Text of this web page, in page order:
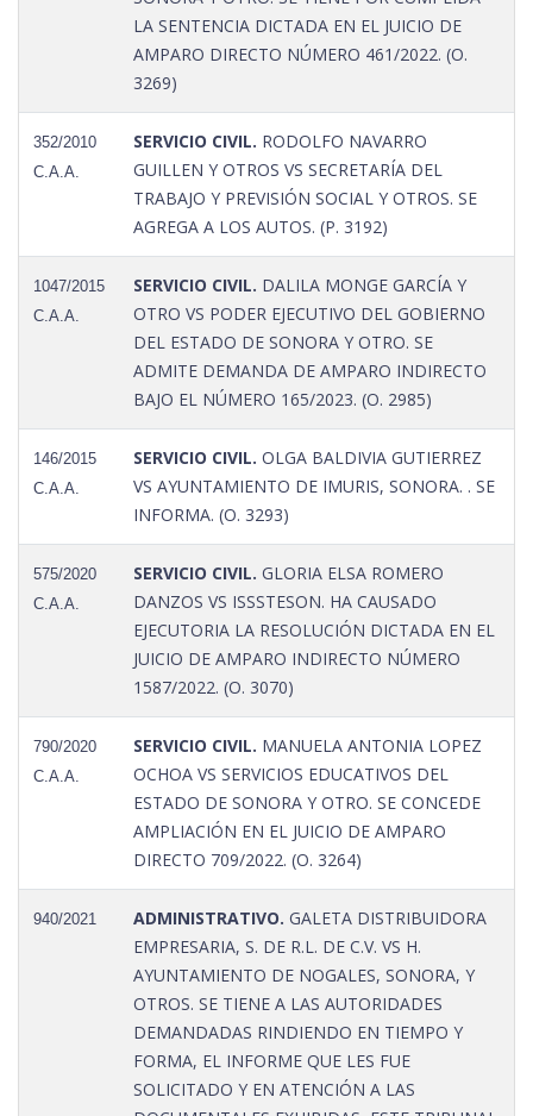
LA SENTENCIA DICTADA EN EL JUICIO DE
AMPARO DIRECTO NÚMERO 461/2022. (O.
3269)
352/2010
C.A.A.
SERVICIO CIVIL. RODOLFO NAVARRO
GUILLEN Y OTROS VS SECRETARÍA DEL
TRABAJO Y PREVISIÓN SOCIAL Y OTROS. SE
AGREGA A LOS AUTOS. (P. 3192)
1047/2015
C.A.A.
SERVICIO CIVIL. DALILA MONGE GARCÍA Y
OTRO VS PODER EJECUTIVO DEL GOBIERNO
DEL ESTADO DE SONORA Y OTRO. SE
ADMITE DEMANDA DE AMPARO INDIRECTO
BAJO EL NÚMERO 165/2023. (O. 2985)
146/2015
C.A.A.
SERVICIO CIVIL. OLGA BALDIVIA GUTIERREZ
VS AYUNTAMIENTO DE IMURIS, SONORA. . SE
INFORMA. (O. 3293)
575/2020
C.A.A.
SERVICIO CIVIL. GLORIA ELSA ROMERO
DANZOS VS ISSSTESON. HA CAUSADO
EJECUTORIA LA RESOLUCIÓN DICTADA EN EL
JUICIO DE AMPARO INDIRECTO NÚMERO
1587/2022. (O. 3070)
790/2020
C.A.A.
SERVICIO CIVIL. MANUELA ANTONIA LOPEZ
OCHOA VS SERVICIOS EDUCATIVOS DEL
ESTADO DE SONORA Y OTRO. SE CONCEDE
AMPLIACIÓN EN EL JUICIO DE AMPARO
DIRECTO 709/2022. (O. 3264)
940/2021 ADMINISTRATIVO. GALETA DISTRIBUIDORA
EMPRESARIA, S. DE R.L. DE C.V. VS H.
AYUNTAMIENTO DE NOGALES, SONORA, Y
OTROS. SE TIENE A LAS AUTORIDADES
DEMANDADAS RINDIENDO EN TIEMPO Y
FORMA, EL INFORME QUE LES FUE
SOLICITADO Y EN ATENCIÓN A LAS